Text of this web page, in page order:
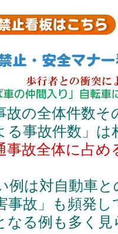
故の全体件数
る事故件数」
事故全体に占め
例は対自動車
事故」も頻発
なる例も多く見